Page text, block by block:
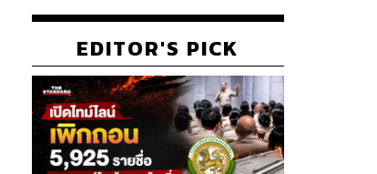
EDITOR'S PICK